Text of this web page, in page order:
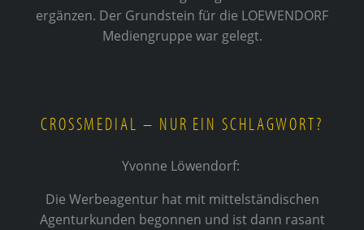
ergänzen. Der Grundstein für die LOEWENDORF
Mediengruppe war gelegt.
CROSSMEDIAL – NUR EIN SCHLAGWORT?
Yvonne Löwendorf:
Die Werbeagentur hat mit mittelständischen
Agenturkunden begonnen und ist dann rasant